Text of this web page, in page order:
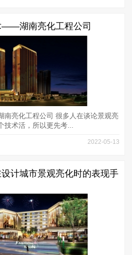
——湖南亮化工程公司
亮化工程公司 很多人在谈论景观亮
术活，所以更先考...
2022-05-13
计城市景观亮化时的表现手